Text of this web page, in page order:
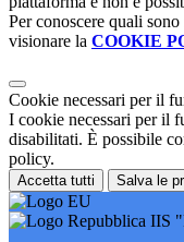
Per conoscere quali
visionare la COOKIE
Cookie necessari per il
I cookie necessari per il
disabilitati. È possibile
policy.
Accetta tutti Salva le
IIS